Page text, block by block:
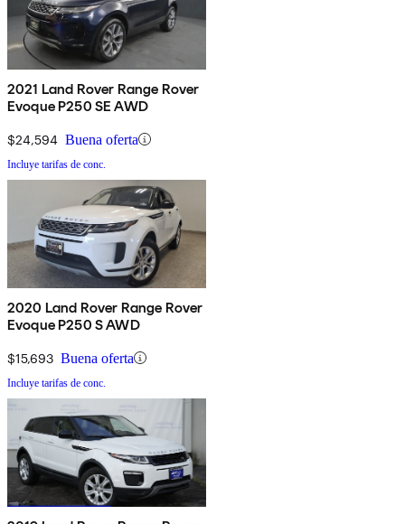
2021 Land Rover Range Rover
Evoque P250 SE AWD
$24,594 Buena oferta
Incluye tarifas de conc.
2020 Land Rover Range Rover
Evoque P250 S AWD
$15,693 Buena oferta
Incluye tarifas de conc.